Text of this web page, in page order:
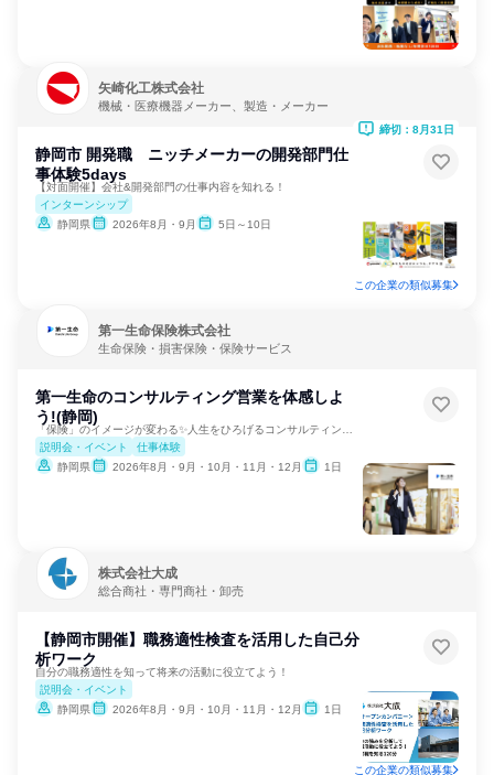
矢崎化工株式会社
機械・医療機器メーカー、製造・メーカー
静岡市 開発職 ニッチメーカーの開発部門仕
事体験5days
【対面開催】会社&開発部門の仕事内容を知れる！
インターンシップ
静岡県
2026年8月・9月 5日～10日
締切：8月31日
この企業の類似募集
第一生命保険株式会社
生命保険・損害保険・保険サービス
第一生命のコンサルティング営業を体感しよ
う!(静岡)
説明会・イベント
仕事体験
静岡県
2026年8月・9月・10月・11月・12月 1日
株式会社大成
総合商社・専門商社・卸売
【静岡市開催】職務適性検査を活用した自己分
析ワーク
自分の職務適性を知って将来の活動に役立てよう！
説明会・イベント
静岡県
2026年8月・9月・10月・11月・12月 1日
この企業の類似募集